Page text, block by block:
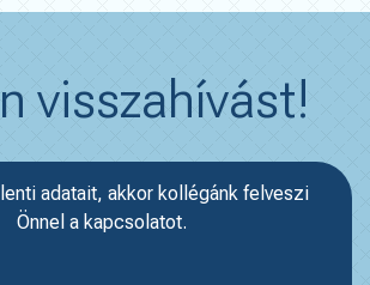
visszahívást!
adatait, akkor kollégánk felveszi
Önnel a kapcsolatot.